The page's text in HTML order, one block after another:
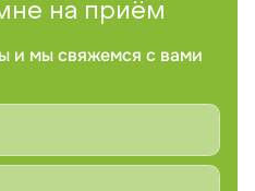
на приём
и мы свяжемся с вами